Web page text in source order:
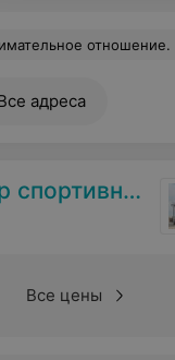
отношение.
адреса
медицины
Все цены